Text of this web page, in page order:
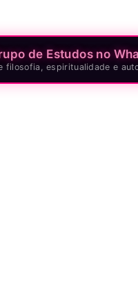
de Estudos no
filosofia, espiritualidade e